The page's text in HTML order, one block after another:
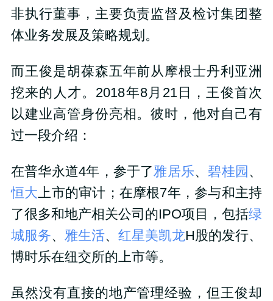
非执行董事，主要负责监督及检讨集团整
体业务发展及策略规划。
而王俊是胡葆森五年前从摩根士丹利亚洲
挖来的人才。2018年8月21日，王俊首次
以建业高管身份亮相。彼时，他对自己有
过一段介绍：
在普华永道4年，参于了雅居乐、 碧桂园 、
恒大 上市的审计；在摩根7年，参与和主持
了很多和地产相关公司的IPO项目，包括绿
城服务、 雅生活、 红星美凯龙H股的发行、
博时乐在纽交所的上市等。
虽然没有直接的地产管理经验，但王俊却